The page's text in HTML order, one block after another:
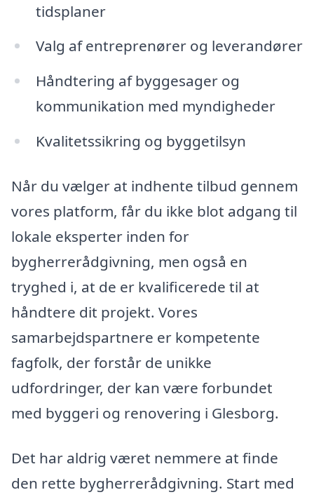
tidsplaner
Valg af entreprenører og leverandører
Håndtering af byggesager og
kommunikation med myndigheder
Kvalitetssikring og byggetilsyn
Når du vælger at indhente tilbud gennem
vores platform, får du ikke blot adgang til
lokale eksperter inden for
bygherrerådgivning, men også en
tryghed i, at de er kvalificerede til at
håndtere dit projekt. Vores
samarbejdspartnere er kompetente
fagfolk, der forstår de unikke
udfordringer, der kan være forbundet
med byggeri og renovering i Glesborg.
Det har aldrig været nemmere at finde
den rette bygherrerådgivning. Start med